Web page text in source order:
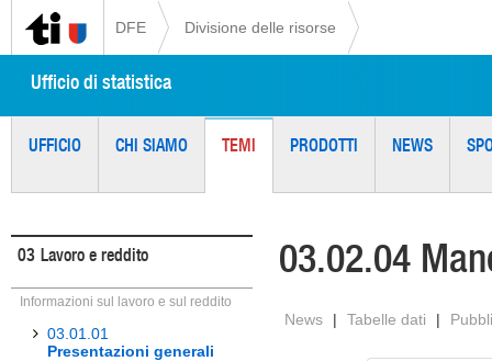
DFE Divisione delle risorse
Ufficio di statistica
UFFICIO CHI SIAMO TEMI PRODOTTI NEWS
03 Lavoro e reddito
Informazioni sul lavoro e sul reddito
03.01.01
Presentazioni generali
03.02.04
News | Tabelle dati |